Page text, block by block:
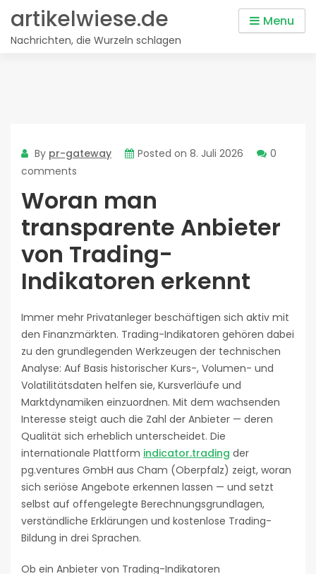
content
artikelwiese.de
Nachrichten, die Wurzeln schlagen
Menu
By pr-gateway Posted on 8. Juli 2026
0
comments
Woran man
transparente Anbieter
von Trading-
Indikatoren erkennt
Immer mehr Privatanleger beschäftigen sich aktiv mit
den Finanzmärkten. Trading-Indikatoren gehören dabei
zu den grundlegenden Werkzeugen der technischen
Analyse: Auf Basis historischer Kurs-, Volumen- und
Volatilitätsdaten helfen sie, Kursverläufe und
Marktdynamiken einzuordnen. Mit dem wachsenden
Interesse steigt auch die Zahl der Anbieter — deren
Qualität sich erheblich unterscheidet. Die
internationale Plattform indicator.trading der
pg.ventures GmbH aus Cham (Oberpfalz) zeigt, woran
sich seriöse Angebote erkennen lassen — und setzt
selbst auf offengelegte Berechnungsgrundlagen,
verständliche Erklärungen und kostenlose Trading-
Bildung in drei Sprachen.
Ob ein Anbieter von Trading-Indikatoren